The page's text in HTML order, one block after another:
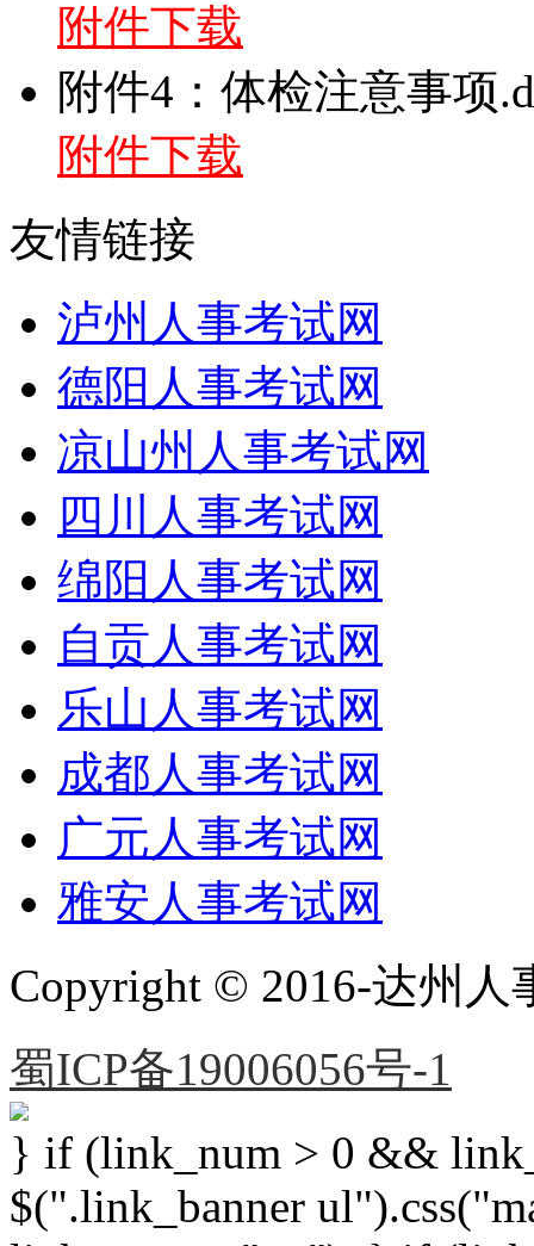
附件下载
附件4：体检注意事项
附件下载
友情链接
泸州人事考试网
德阳人事考试网
凉山州人事考试网
四川人事考试网
绵阳人事考试网
自贡人事考试网
乐山人事考试网
成都人事考试网
广元人事考试网
雅安人事考试网
Copyright © 2016-达州
蜀ICP备19006056号-1
} if (link_num > 0 &&
$(".link_banner